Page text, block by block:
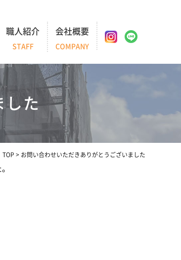
職人紹介
STAFF
会社概要
COMPANY
した
TOP > お問い合わせいただきありがとうございました